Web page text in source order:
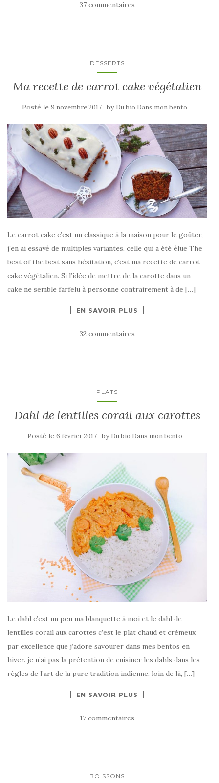
37 commentaires
DESSERTS
Ma recette de carrot cake végétalien
Posté le 9 novembre 2017 by Du bio Dans mon bento
Le carrot cake c’est un classique à la maison pour le goûter,
j’en ai essayé de multiples variantes, celle qui a été élue The
best of the best sans hésitation, c’est ma recette de carrot
cake végétalien. Si l’idée de mettre de la carotte dans un
cake ne semble farfelu à personne contrairement à de […]
EN SAVOIR PLUS
32 commentaires
PLATS
Dahl de lentilles corail aux carottes
Posté le 6 février 2017 by Du bio Dans mon bento
Le dahl c’est un peu ma blanquette à moi et le dahl de
lentilles corail aux carottes c’est le plat chaud et crémeux
par excellence que j’adore savourer dans mes bentos en
hiver. je n’ai pas la prétention de cuisiner les dahls dans les
règles de l’art de la pure tradition indienne, loin de là, […]
EN SAVOIR PLUS
17 commentaires
BOISSONS